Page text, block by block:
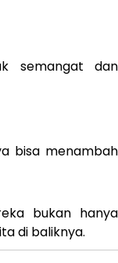
semangat dan
bisa menambah
bukan hanya
di baliknya.